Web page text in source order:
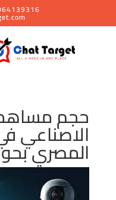
حجم
الاصناعي
المصري بحول